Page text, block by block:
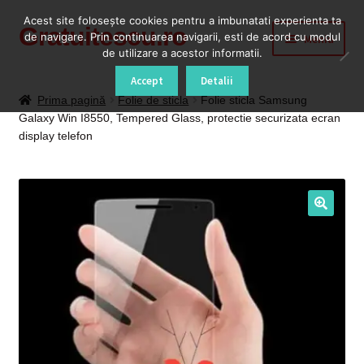
Sari
Sari
Gratuitescu.ro Meniu
Blog
Contul meu
Prima pagină Folie de sticla
Folie sticla Samsung
Galaxy Win I8550, Tempered Glass, protectie securizata ecran
display telefon
Acest site foloseşte cookies pentru a imbunatati experienta ta
de navigare. Prin continuarea navigarii, esti de acord cu modul
de utilizare a acestor informatii.
Accept Detalii